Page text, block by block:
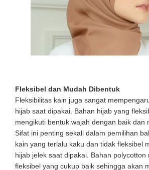
Fleksibel dan Mudah Dibentuk
Fleksibilitas kain juga sangat
hijab saat dipakai. Bahan hijab yang
mengikuti bentuk wajah dengan baik dan
Sifat ini penting sekali dalam pemilihan
kain yang terlalu kaku dan tidak fleksibel
hijab jelek saat dipakai. Bahan polycotton
fleksibel yang cukup baik sehingga akan